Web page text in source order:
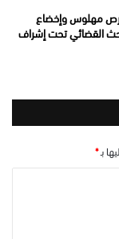
7300 قرص مهلوس وإخضاع
القضائي تحت إشراف
بـ*